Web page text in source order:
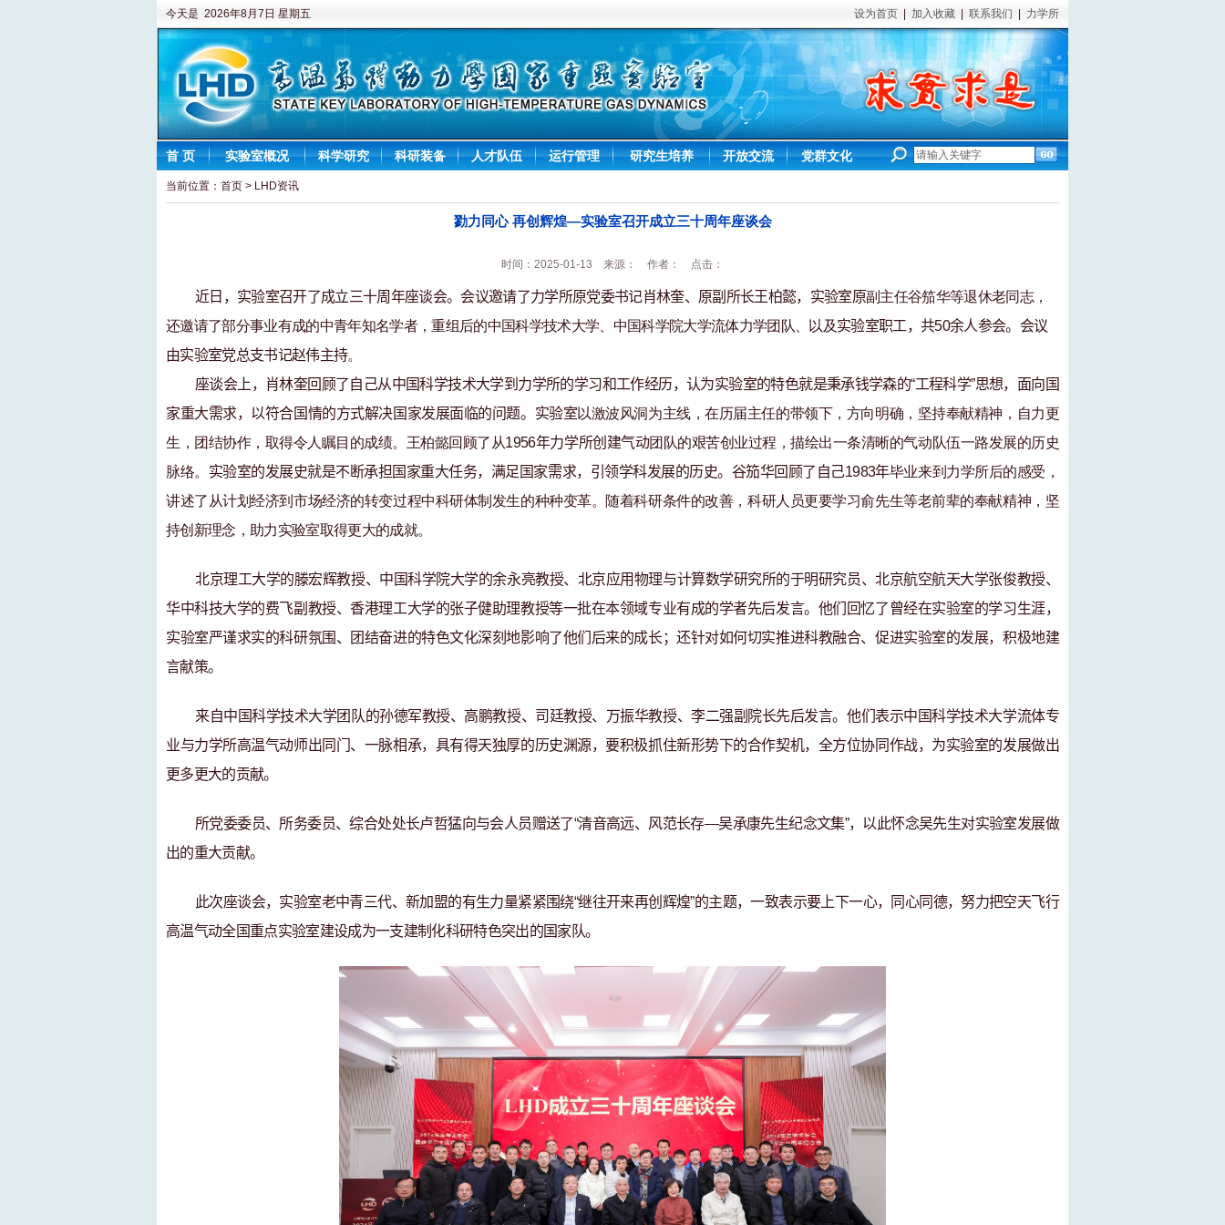
今天是 2026年8月7日 星期五 设为首页 加入收藏 联系我们 力学所
首 页 实验室概况 科学研究 科研装备 人才队伍 运行管理 研究生培养 开放交流 党群文化
当前位置： 首页 > LHD资讯
勠力同心 再创辉煌—实验室召开成立三十周年座谈会
时间：2025-01-13 来源： 作者： 点击：
近日 ， 实验室召开了成立三十周年座谈会。 会议邀请了力学所原党委书记肖林奎、 原副 所长王柏懿， 实验室原副主任谷笳华等退休老同志，
还邀请了部分事业有成的中青年知名学者，重组后的中国科学技术大学 中国科学院大学流体力学团队 、以及实验室职工，共50余人参会。会议
由实验室党总支书记赵伟主持。
座谈会上，肖林奎回顾了自己从中国科学技术大学到 力学所的学习和工作经历，认为实验室的特色就是秉承钱学森的“工程科学”思想，面向国
家重大需求，以符合国情的方式解决国家发展面临的问题。 实验室以激波风洞为主线，在历届主任的带领下，方向明确， 坚持奉献精神，自力更
生，团结协作，取得令人瞩目 的成绩。王柏懿回顾了从1956年力学所创建气动团队的艰苦创业过程，描绘出一条清晰的气动队伍一路发展的历史
脉络。 实验室的发展史就是不断承担国家重大任务，满足国家需求，引领学科发展的历史。谷笳华回顾了自己1983年毕业来到 力学所后的感受，
讲述了 从计划经济到市场经济的转变过程中科研体制发生的种种变革。随着科研条件的改善，科研人员更要学习俞先生等老前辈的奉献精神，坚
持创新理念， 助力实验室取得更大的成就。
北京理工大学的滕宏辉教授、中国科学院大学的余永亮教授、北京应用物理与计算数学研究所的于明研究员、北京航空航天大学张俊教授、
华中科技大学的费飞副教授、香港理工大学的张子健助理教授等一批在本领域专业有成的学者先后发言。他们回忆了曾经在实验室的学习生涯，
实验室严谨求实的科研氛围、团结奋进的特色文化深刻地影响了他们后来的成长；还针对如何切实推进科教融合、促进实验室的发展，积极地建
言献策。
来自中国科学技术大学团队的孙德军教授、高鹏教授、司廷教授、万振华教授、李二强副院长先后发言。他们表示中国科学技术大学流体专
业与力学所高温气动师出同门、一脉相承，具有得天独厚的历史渊源，要积极抓住新形势下的合作契机，全方位协同作战，为实验室的发展做出
更多更大的贡献。
所党委委员、所务委员、综合处处长卢哲猛向与会人员赠送了“清音高远、风范长存—吴承康先生纪念文集”，以此怀念吴先生对实验室发展做
出的重大贡献。
此次座谈会，实验室老中青三代、 新加盟的有生力量紧紧围绕“继往开来再创辉煌”的主题，一致表示要上下一心，同心同德，努力把空天飞行
高温气动全国重点实验室建设成为一支建制化科研特色突出的国家队。